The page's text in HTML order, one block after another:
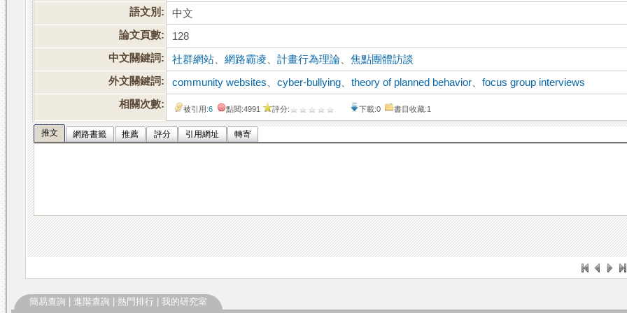
語文別:
中文
論文頁數:
128
中文關鍵詞:
社群網站 、網路霸凌 、計畫行為理論 、焦點團體訪談
外文關鍵詞:
community websites 、cyber-bullying 、theory of planned behavior 、focus group interviews
相關次數:
被引用:6 點閱:4991 評分: 下載:0 書目收藏:1
推文 網路書籤 推薦 評分 引用網址 轉寄
簡易查詢 進階查詢 熱門排行 我的研究室